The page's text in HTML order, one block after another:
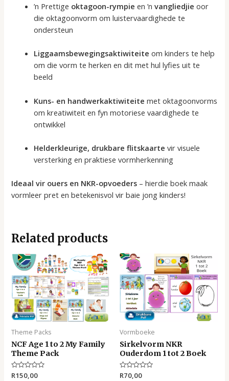
’n Prettige oktagoon-rympie en ’nvangliedjie oor
die oktagoonvorm om luistervaardighede te
ondersteun
Liggaamsbewegingsaktiwiteite om kinders te help
om die vorm te herken en dit met hul lyfies uit te
beeld
Kuns- en handwerkaktiwiteite met oktagoonvorms
om kreatiwiteit en fyn motoriese vaardighede te
ontwikkel
Helderkleurige, drukbare flitskaarte vir visuele
versterking en praktiese vormherkenning
Ideaal vir ouers en NKR-opvoeders – hierdie boek maak
vormleer pret en betekenisvol vir baie jong kinders!
Related products
Theme Packs
NCF Age 1 to 2 My Family
Theme Pack
Rated
R150,00
Vormboeke
Sirkelvorm NKR
Ouderdom 1 tot 2 Boek
Rated
R70,00